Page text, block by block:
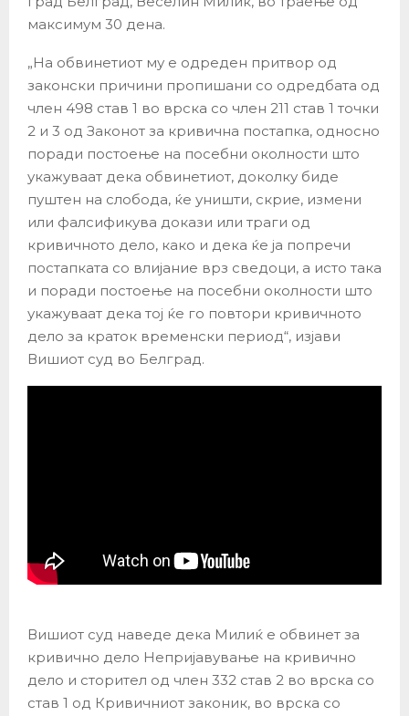
максимум 30 дена.
„На обвинетиот му е одреден притвор од
законски причини пропишани со одредбата од
член 498 став 1 во врска со член 211 став 1 точки
2 и 3 од Законот за кривична постапка, односно
поради постоење на посебни околности што
укажуваат дека обвинетиот, доколку биде
пуштен на слобода, ќе уништи, скрие, измени
или фалсификува докази или траги од
кривичното дело, како и дека ќе ја попречи
постапката со влијание врз сведоци, а исто така
и поради постоење на посебни околности што
укажуваат дека тој ќе го повтори кривичното
дело за краток временски период“, изјави
Вишиот суд во Белград.
Вишиот суд наведе дека Милиќ е обвинет за
кривично дело Непријавување на кривично
дело и сторител од член 332 став 2 во врска со
став 1 од Кривичниот законик, во врска со